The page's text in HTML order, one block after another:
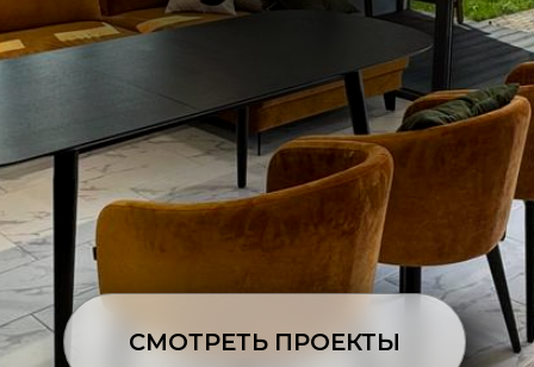
СМОТРЕТЬ ПРОЕКТЫ